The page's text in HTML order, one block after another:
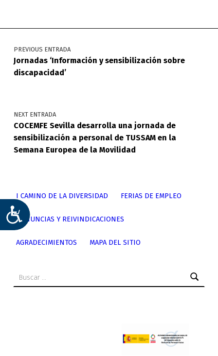
ACCESIBILIDAD
Navegación de entradas
PREVIOUS ENTRADA
Jornadas ‘Información y sensibilización sobre
discapacidad’
NEXT ENTRADA
COCEMFE Sevilla desarrolla una jornada de
sensibilización a personal de TUSSAM en la
Semana Europea de la Movilidad
I CAMINO DE LA DIVERSIDAD FERIAS DE EMPLEO
DENUNCIAS Y REIVINDICACIONES
AGRADECIMIENTOS MAPA DEL SITIO